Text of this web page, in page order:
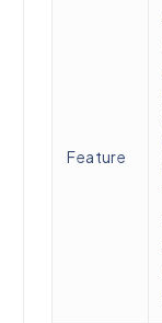
Feature